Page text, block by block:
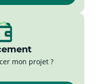
mon projet ?